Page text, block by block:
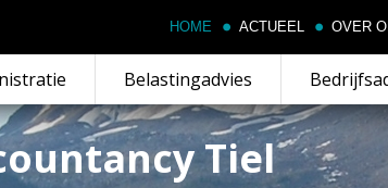
HOME ACTUEEL OVER
Belastingadvies
Tiel